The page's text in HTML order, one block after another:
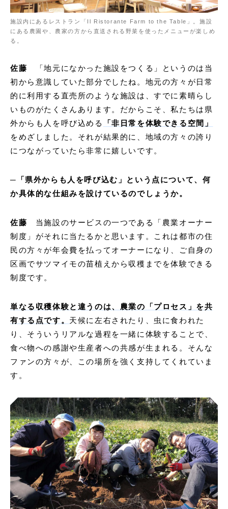
施設内にあるレストラン「Il Ristorante Farm to the Table」。施設
にある農園や、農家の方から直送される野菜を使ったメニューが楽しめ
る。
佐藤
「地元になかった施設をつくる」というのは当
初から意識していた部分でしたね。地元の方々が日常
的に利用する直売所のような施設は、すでに素晴らし
いものがたくさんあります。だからこそ、私たちは県
外からも人を呼び込める
「非日常を体験できる空間」
をめざしました。それが結果的に、地域の方々の誇り
につながっていたら非常に嬉しいです。
─「県外からも人を呼び込む」という点について、何
か具体的な仕組みを設けているのでしょうか。
佐藤
当施設のサービスの一つである「農業オーナー
制度」がそれに当たるかと思います。これは都市の住
民の方々が年会費を払ってオーナーになり、ご自身の
区画でサツマイモの苗植えから収穫までを体験できる
制度です。
単なる収穫体験と違うのは、農業の「プロセス」を共
有する点です。 天候に左右されたり、虫に食われた
り、そういうリアルな過程を一緒に体験することで、
食べ物への感謝や生産者への共感が生まれる。そんな
ファンの方々が、この場所を強く支持してくれていま
す。